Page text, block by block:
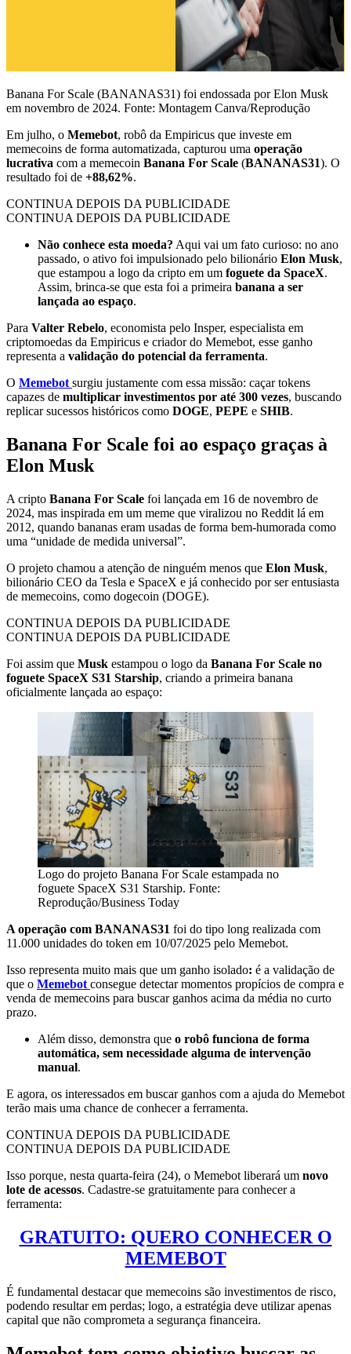
Banana For Scale (BANANAS31) foi endossada por Elon Musk
em novembro de 2024. Fonte: Montagem Canva/Reprodução
Em julho, o Memebot, robô da Empiricus que investe em
memecoins de forma automatizada, capturou uma operação
lucrativa com a memecoin Banana For Scale (BANANAS31). O
resultado foi de +88,62%.
CONTINUA DEPOIS DA PUBLICIDADE
CONTINUA DEPOIS DA PUBLICIDADE
Não conhece esta moeda? Aqui vai um fato curioso: no ano
passado, o ativo foi impulsionado pelo bilionário Elon Musk,
que estampou a logo da cripto em um foguete da SpaceX.
Assim, brinca-se que esta foi a primeira banana a ser
lançada ao espaço.
Para Valter Rebelo, economista pelo Insper, especialista em
criptomoedas da Empiricus e criador do Memebot, esse ganho
representa a validação do potencial da ferramenta.
O Memebot surgiu justamente com essa missão: caçar tokens
capazes de multiplicar investimentos por até 300 vezes, buscando
replicar sucessos históricos como DOGE, PEPE e SHIB.
Banana For Scale foi ao espaço graças à
Elon Musk
A cripto Banana For Scale foi lançada em 16 de novembro de
2024, mas inspirada em um meme que viralizou no Reddit lá em
2012, quando bananas eram usadas de forma bem-humorada como
uma “unidade de medida universal”.
O projeto chamou a atenção de ninguém menos que Elon Musk,
bilionário CEO da Tesla e SpaceX e já conhecido por ser entusiasta
de memecoins, como dogecoin (DOGE).
CONTINUA DEPOIS DA PUBLICIDADE
CONTINUA DEPOIS DA PUBLICIDADE
Foi assim que Musk estampou o logo da Banana For Scale no
foguete SpaceX S31 Starship, criando a primeira banana
oficialmente lançada ao espaço:
Logo do projeto Banana For Scale estampada no
foguete SpaceX S31 Starship. Fonte:
Reprodução/Business Today
A operação com BANANAS31 foi do tipo long realizada com
11.000 unidades do token em 10/07/2025 pelo Memebot.
Isso representa muito mais que um ganho isolado: é a validação de
que o Memebot consegue detectar momentos propícios de compra e
venda de memecoins para buscar ganhos acima da média no curto
prazo.
Além disso, demonstra que o robô funciona de forma
automática, sem necessidade alguma de intervenção
manual.
E agora, os interessados em buscar ganhos com a ajuda do Memebot
terão mais uma chance de conhecer a ferramenta.
CONTINUA DEPOIS DA PUBLICIDADE
CONTINUA DEPOIS DA PUBLICIDADE
Isso porque, nesta quarta-feira (24), o Memebot liberará um novo
lote de acessos. Cadastre-se gratuitamente para conhecer a
ferramenta:
GRATUITO: QUERO CONHECER O
MEMEBOT
É fundamental destacar que memecoins são investimentos de risco,
podendo resultar em perdas; logo, a estratégia deve utilizar apenas
capital que não comprometa a segurança financeira.